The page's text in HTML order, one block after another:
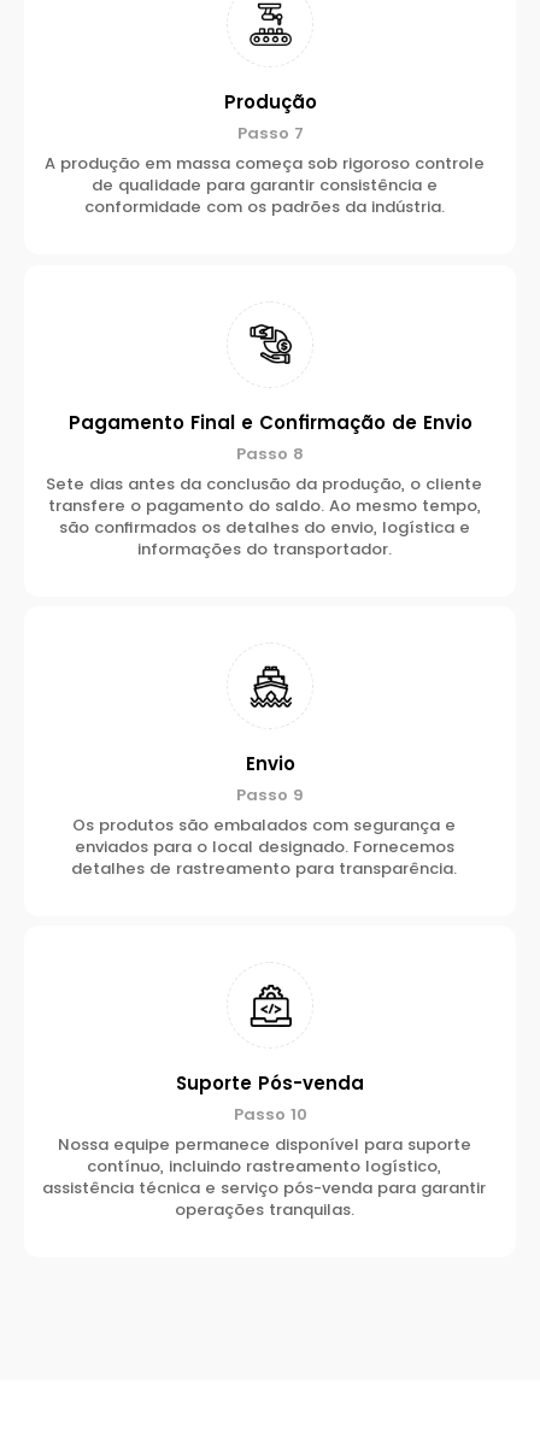
Produção
Passo 7
A produção em massa começa sob rigoroso controle
de qualidade para garantir consistência e
conformidade com os padrões da indústria.
Pagamento Final e Confirmação de Envio
Passo 8
Sete dias antes da conclusão da produção, o cliente
transfere o pagamento do saldo. Ao mesmo tempo,
são confirmados os detalhes do envio, logística e
informações do transportador.
Envio
Passo 9
Os produtos são embalados com segurança e
enviados para o local designado. Fornecemos
detalhes de rastreamento para transparência.
Suporte Pós-venda
Passo 10
Nossa equipe permanece disponível para suporte
contínuo, incluindo rastreamento logístico,
assistência técnica e serviço pós-venda para garantir
operações tranquilas.